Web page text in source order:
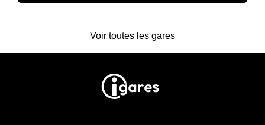
Voir toutes les gares